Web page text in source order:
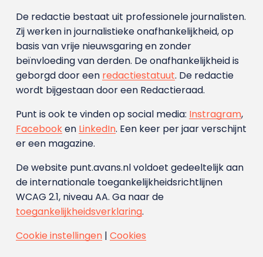
De redactie bestaat uit professionele journalisten.
Zij werken in journalistieke onafhankelijkheid, op
basis van vrije nieuwsgaring en zonder
beïnvloeding van derden. De onafhankelijkheid is
geborgd door een redactiestatuut. De redactie
wordt bijgestaan door een Redactieraad.
Punt is ook te vinden op social media: Instragram,
Facebooken LinkedIn. Een keer per jaar verschijnt
er een magazine.
De website punt.avans.nl voldoet gedeeltelijk aan
de internationale toegankelijkheidsrichtlijnen
WCAG 2.1, niveau AA. Ga naar de
toegankelijkheidsverklaring.
Cookie instellingen| Cookies